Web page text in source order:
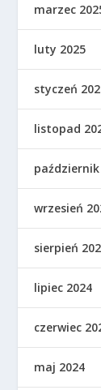
marzec
luty 2025
styczeń
listopad
październik
wrzesień
sierpień
lipiec 2024
czerwiec
maj 2024